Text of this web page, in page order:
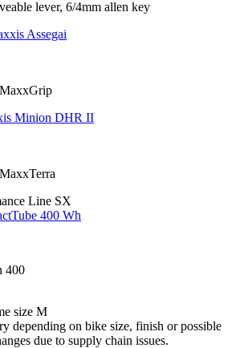
lever, 6/4mm allen key
Assegai
Minion DHR II
Line SX
400 Wh
400
size M
depending on bike size, finish or possible
due to supply chain issues.